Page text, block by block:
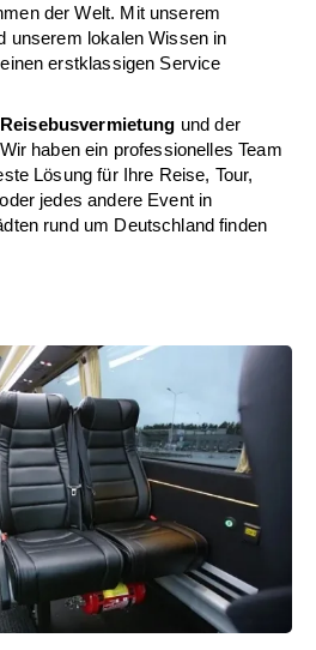
der Welt. Mit unserem
unserem lokalen Wissen in
erstklassigen Service
Reisebusvermietung und der
haben ein professionelles Team
Lösung für Ihre Reise, Tour,
jedes andere Event in
rund um Deutschland finden